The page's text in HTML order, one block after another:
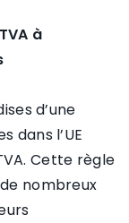
à
d’une
dans l’UE
Cette règle
nombreux